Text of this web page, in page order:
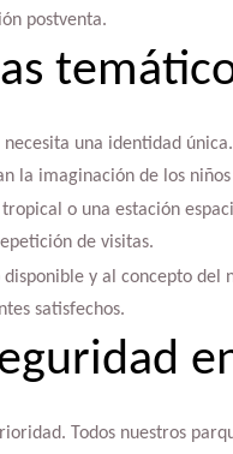
postventa.
una identidad
la imaginación de los
o una estación
de visitas.
disponible y al concepto
satisfechos.
Todos nuestros